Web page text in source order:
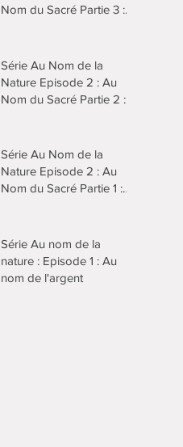
Nom du Sacré Partie 3 :
Série Au Nom de la
Nature Episode 2 : Au
Nom du Sacré Partie 2 :
Série Au Nom de la
Nature Episode 2 : Au
Nom du Sacré Partie 1 :
Série Au nom de la
nature : Episode 1 : Au
nom de l'argent